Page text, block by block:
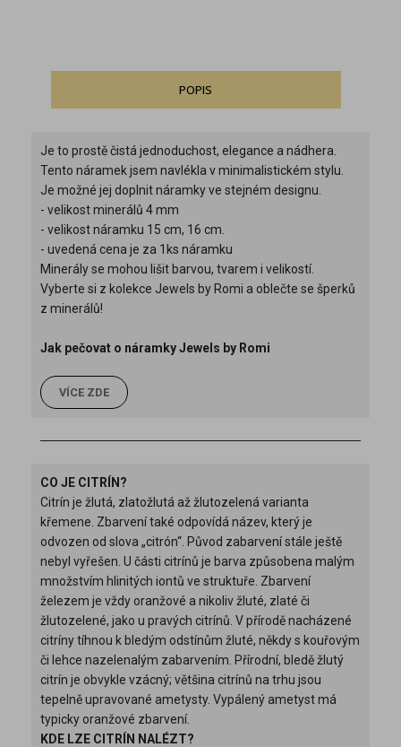
POPIS
Je to prostě čistá jednoduchost, elegance a nádhera.
Tento náramek jsem navlékla v minimalistickém stylu.
Je možné jej doplnit náramky ve stejném designu.
- velikost minerálů 4 mm
- velikost náramku 15 cm, 16 cm.
- uvedená cena je za 1ks náramku
Minerály se mohou lišit barvou, tvarem i velikostí.
Vyberte si z kolekce Jewels by Romi a oblečte se šperků
z minerálů!
Jak pečovat o náramky Jewels by Romi
VÍCE ZDE
CO JE CITRÍN?
Citrín je žlutá, zlatožlutá až žlutozelená varianta
křemene. Zbarvení také odpovídá název, který je
odvozen od slova „citrón“. Původ zabarvení stále ještě
nebyl vyřešen. U části citrínů je barva způsobena malým
množstvím hlinitých iontů ve struktuře. Zbarvení
železem je vždy oranžové a nikoliv žluté, zlaté či
žlutozelené, jako u pravých citrínů. V přírodě nacházené
citríny tíhnou k bledým odstínům žluté, někdy s kouřovým
či lehce nazelenalým zabarvením. Přírodní, bledě žlutý
citrín je obvykle vzácný; většina citrínů na trhu jsou
tepelně upravované ametysty. Vypálený ametyst má
typicky oranžové zbarvení.
KDE LZE CITRÍN NALÉZT?